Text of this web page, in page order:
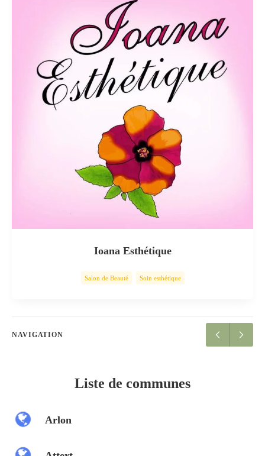
Ioana Esthétique
Salon de Beauté Soin esthétique
NAVIGATION
Liste de communes
Arlon